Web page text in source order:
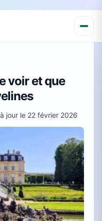
voir et que
jour le 22 février 2026